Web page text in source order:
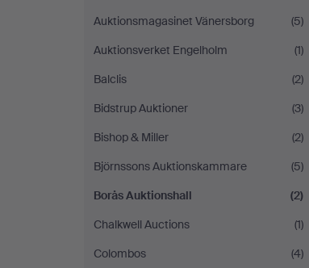
Auktionsmagasinet Vänersborg
(5)
Auktionsverket Engelholm
(1)
Balclis
(2)
Bidstrup Auktioner
(3)
Bishop & Miller
(2)
Björnssons Auktionskammare
(5)
Borås Auktionshall
(2)
Chalkwell Auctions
(1)
Colombos
(4)